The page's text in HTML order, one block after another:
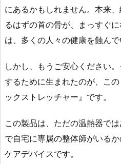
にあるかもしれません。本来
るはずの首の骨が、まっすぐ
は、多くの人々の健康を蝕んで
しかし、もうご安心ください
するために生まれたのが、こ
ックストレッチャー』です。
この製品は、ただの温熱器で
で自宅に専属の整体師がいる
ケアデバイスです。